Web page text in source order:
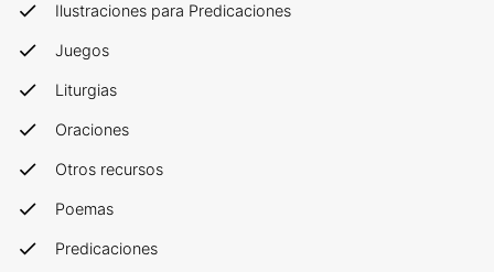
Ilustraciones para Predicaciones
Juegos
Liturgias
Oraciones
Otros recursos
Poemas
Predicaciones